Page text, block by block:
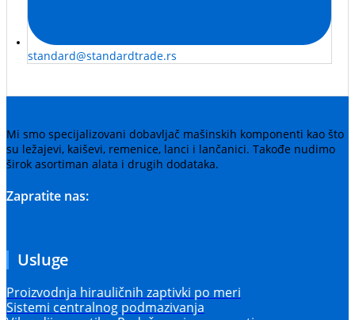
standard@standardtrade.rs
Mi smo specijalizovani dobavljač mašinskih komponenti kao što
su ležajevi, kaiševi, remenice, lanci i lančanici. Takođe nudimo
širok asortiman alata i drugih dodataka.
Zapratite nas:
Usluge
Proizvodnja hirauličnih zaptivki po meri
Sistemi centralnog podmazivanja